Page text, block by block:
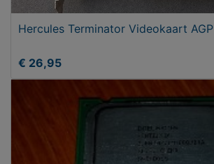
Hercules Terminator Videokaart AGP
€ 26,95